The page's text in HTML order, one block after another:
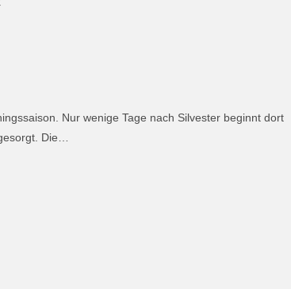
Nur wenige Tage nach Silvester beginnt dort
Die…